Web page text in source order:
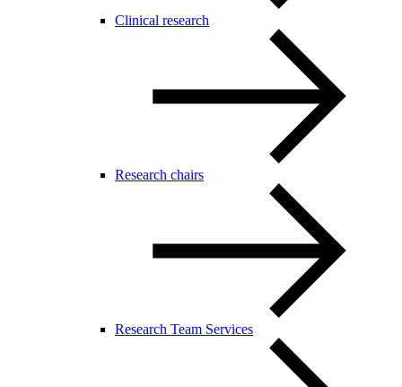
Clinical research
Research chairs
Research Team Services